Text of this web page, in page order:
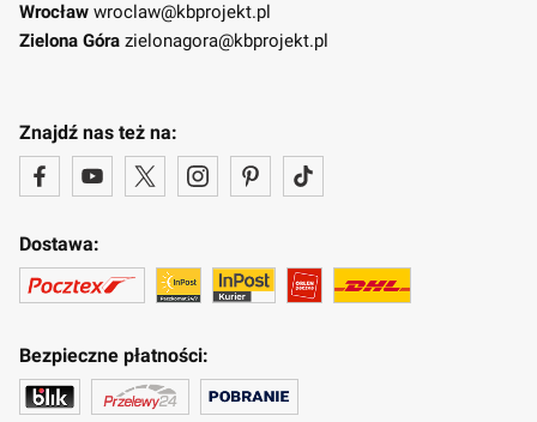
Wrocław wroclaw@kbprojekt.pl
Zielona Góra zielonagora@kbprojekt.pl
Znajdź nas też na:
Dostawa:
Bezpieczne płatności: